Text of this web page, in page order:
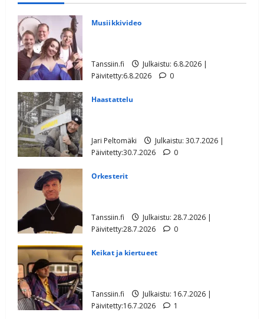
Musiikkivideo
Tanssiin.fi
Julkaistu: 6.8.2026 |
Päivitetty:6.8.2026
0
Haastattelu
Jari Peltomäki
Julkaistu: 30.7.2026 |
Päivitetty:30.7.2026
0
Orkesterit
Tanssiin.fi
Julkaistu: 28.7.2026 |
Päivitetty:28.7.2026
0
Keikat ja kiertueet
Tanssiin.fi
Julkaistu: 16.7.2026 |
Päivitetty:16.7.2026
1